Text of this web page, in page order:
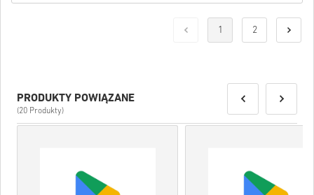
1 2
PRODUKTY POWIĄZANE
(20 Produkty)